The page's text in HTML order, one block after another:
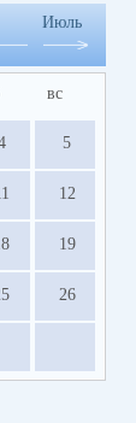
Июль
вс
5
12
19
26